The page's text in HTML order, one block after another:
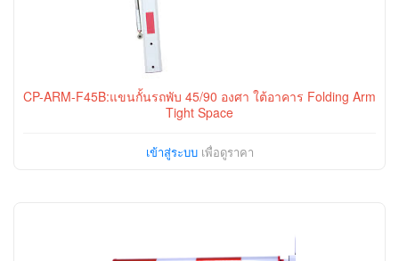
CP-ARM-F45B:แขนกั้นรถพับ 45/90 องศา ใต้อาคาร Folding Arm
Tight Space
เข้าสู่ระบบเพื่อดูราคา